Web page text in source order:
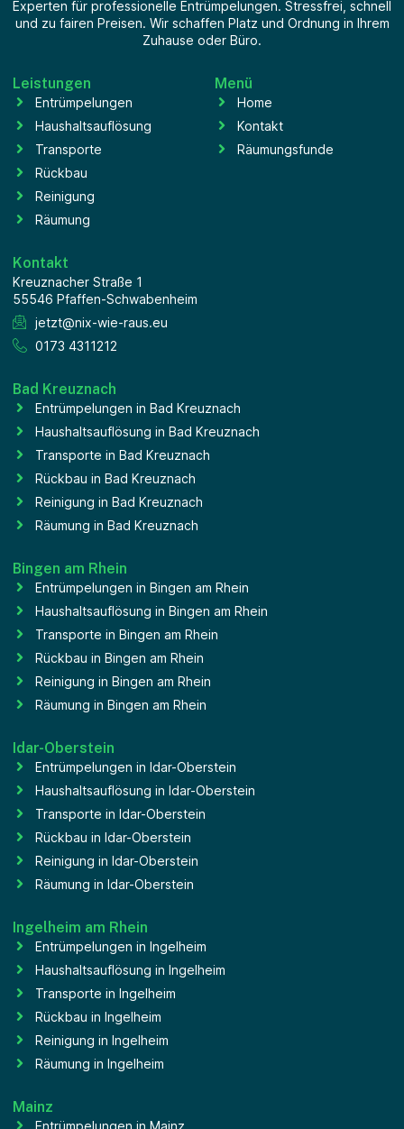
Experten für professionelle Entrümpelungen. Stressfrei, schnell
und zu fairen Preisen. Wir schaffen Platz und Ordnung in Ihrem
Zuhause oder Büro.
Leistungen
Entrümpelungen
Haushaltsauflösung
Transporte
Rückbau
Reinigung
Räumung
Menü
Home
Kontakt
Räumungsfunde
Kontakt
Kreuznacher Straße 1
55546 Pfaffen-Schwabenheim
jetzt@nix-wie-raus.eu
0173 4311212
Bad Kreuznach
Entrümpelungen in Bad Kreuznach
Haushaltsauflösung in Bad Kreuznach
Transporte in Bad Kreuznach
Rückbau in Bad Kreuznach
Reinigung in Bad Kreuznach
Räumung in Bad Kreuznach
Bingen am Rhein
Entrümpelungen in Bingen am Rhein
Haushaltsauflösung in Bingen am Rhein
Transporte in Bingen am Rhein
Rückbau in Bingen am Rhein
Reinigung in Bingen am Rhein
Räumung in Bingen am Rhein
Idar-Oberstein
Entrümpelungen in Idar-Oberstein
Haushaltsauflösung in Idar-Oberstein
Transporte in Idar-Oberstein
Rückbau in Idar-Oberstein
Reinigung in Idar-Oberstein
Räumung in Idar-Oberstein
Ingelheim am Rhein
Entrümpelungen in Ingelheim
Haushaltsauflösung in Ingelheim
Transporte in Ingelheim
Rückbau in Ingelheim
Reinigung in Ingelheim
Räumung in Ingelheim
Mainz
Entrümpelungen in Mainz